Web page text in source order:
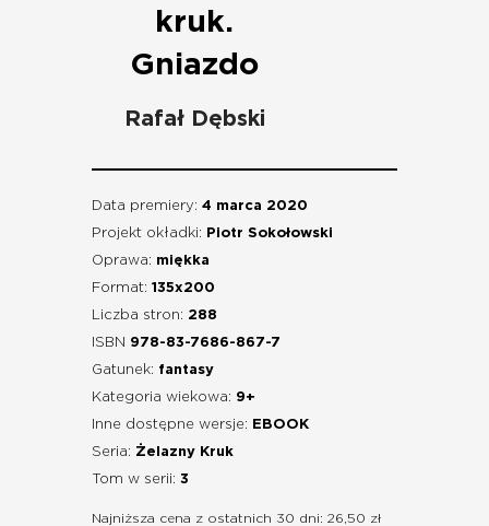
kruk.
Gniazdo
Rafał Dębski
Data premiery: 4 marca 2020
Projekt okładki:
Piotr Sokołowski
Oprawa: miękka
Format: 135x200
Liczba stron: 288
ISBN 978-83-7686-867-7
Gatunek: fantasy
Kategoria wiekowa: 9+
Inne dostępne wersje:
EBOOK
Seria: Żelazny Kruk
Tom w serii: 3
Najniższa cena z ostatnich 30 dni: 26,50 zł